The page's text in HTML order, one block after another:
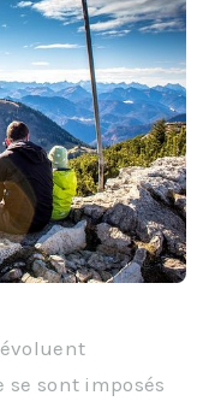
se sont imposés